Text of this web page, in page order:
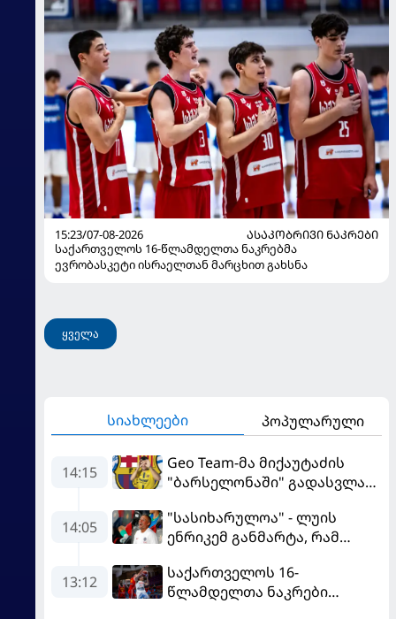
15:23/07-08-2026
ᲐᲡᲐᲙᲝᲑᲠᲘᲕᲘ ᲜᲐᲙᲠᲔᲑᲘ
საქართველოს 16-წლამდელთა ნაკრებმა
ევრობასკეტი ისრაელთან მარცხით გახსნა
ყველა
სიახლეები პოპულარული
14:15
Geo Team-მა მიქაუტაძის
"ბარსელონაში" გადასვლაზე
ინფორმაციაზე განმარტება
გააკეთა
14:05
"სასიხარულოა" - ლუის
ენრიკემ განმარტა, რამ
იუნაიტედთან" ნამატჩევს
13:12
საქართველოს 16-
წლამდელთა ნაკრები